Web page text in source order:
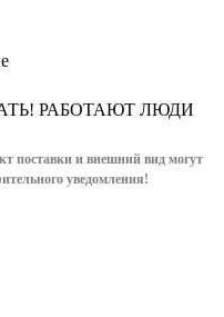
РАБОТАЮТ ЛЮДИ
поставки и внешний вид могут
уведомления!